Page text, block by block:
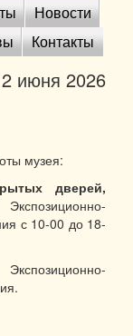
Новости
Контакты
июня 2026
музея:
дверей,
Экспозиционно-
с 10-00 до 18-
Экспозиционно-